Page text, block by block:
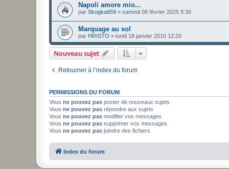
Napoli amore mio...
par Skogkatt59 » samedi 08 février 2025 9:30
Marquage au sol
par HRISTO » lundi 18 janvier 2010 12:20
Nouveau sujet
Retourner à l’index du forum
PERMISSIONS DU FORUM
Vous ne pouvez pas poster de nouveaux sujets
Vous ne pouvez pas répondre aux sujets
Vous ne pouvez pas modifier vos messages
Vous ne pouvez pas supprimer vos messages
Vous ne pouvez pas joindre des fichiers
Index du forum